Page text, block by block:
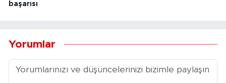
başarısı
Yorumlar